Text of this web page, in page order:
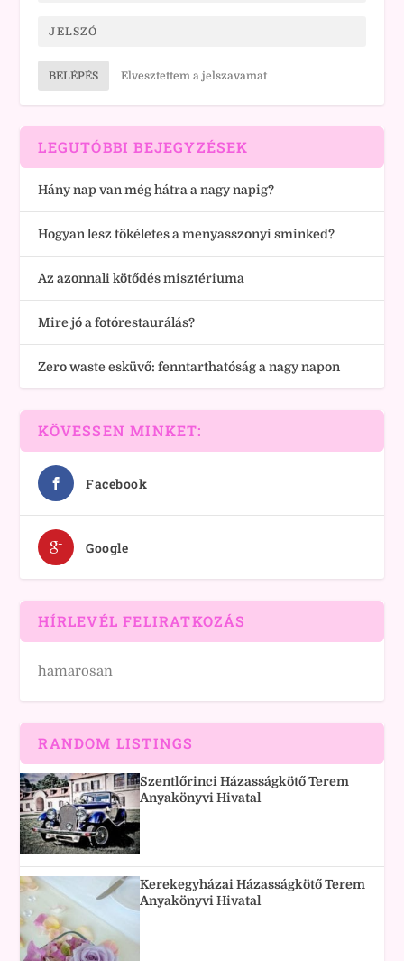
BELÉPÉS Elvesztettem a jelszavamat
LEGUTÓBBI BEJEGYZÉSEK
Hány nap van még hátra a nagy napig?
Hogyan lesz tökéletes a menyasszonyi sminked?
Az azonnali kötődés misztériuma
Mire jó a fotórestaurálás?
Zero waste esküvő: fenntarthatóság a nagy napon
KÖVESSEN MINKET:
Facebook
Google
HÍRLEVÉL FELIRATKOZÁS
hamarosan
RANDOM LISTINGS
Szentlőrinci Házasságkötő Terem
Anyakönyvi Hivatal
Kerekegyházai Házasságkötő Terem
Anyakönyvi Hivatal